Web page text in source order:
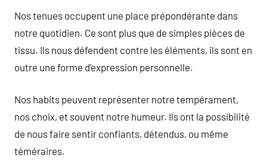
Nos tenues occupent une place prépondérante dans
notre quotidien. Ce sont plus que de simples pièces de
tissu. Ils nous défendent contre les éléments, ils sont en
outre une forme d’expression personnelle.
Nos habits peuvent représenter notre tempérament,
nos choix, et souvent notre humeur. Ils ont la possibilité
de nous faire sentir confiants, détendus, ou même
téméraires.